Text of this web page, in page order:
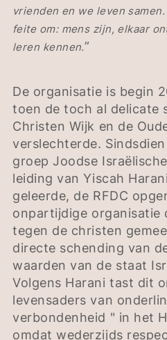
vrienden en we leven
feite om: mens zijn, elkaar
leren kennen.”
De organisatie is begin
toen de toch al delicate
Christen Wijk en de
verslechterde.
groep Joodse
leiding van Yiscah
geleerde, de RFDC
onpartijdige organisatie
tegen de christen
directe schending van
waarden van de staat
Volgens Harani tast dit
levensaders van
verbondenheid " in het
omdat wederzijds